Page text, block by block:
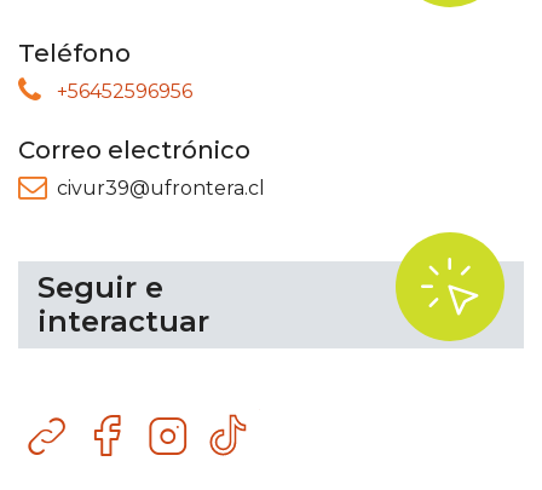
Teléfono
+56452596956
Correo electrónico
civur39@ufrontera.cl
Seguir e
interactuar
.